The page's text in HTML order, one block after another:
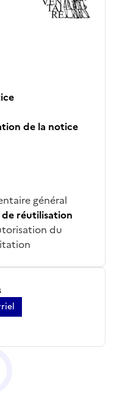
de la notice
général
réutilisation
du